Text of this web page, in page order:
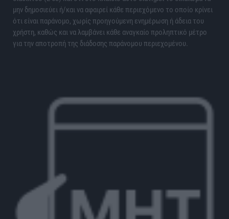
μην δημοσιεύει ή/και να αφαιρεί κάθε περιεχόμενο το οποίο κρίνει
ότι είναι παράνομο, χωρίς προηγούμενη ενημέρωση ή άδεια του
χρήστη, καθώς και να λαμβάνει κάθε αναγκαίο προληπτικό μέτρο
για την αποτροπή της διάδοσης παράνομου περιεχομένου.